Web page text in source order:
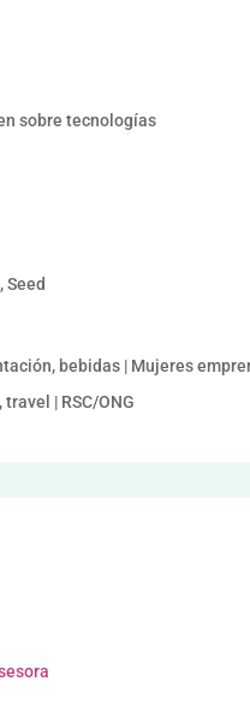
sobre tecnologías
Seed
bebidas | Mujeres
| RSC/ONG